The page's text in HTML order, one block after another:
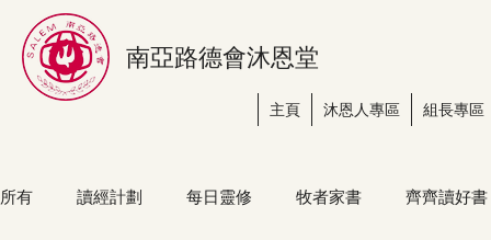
南亞路德會沐恩堂
主頁 沐恩人專區 組長專區
所有 讀經計劃 每日靈修 牧者家書 齊齊讀好書